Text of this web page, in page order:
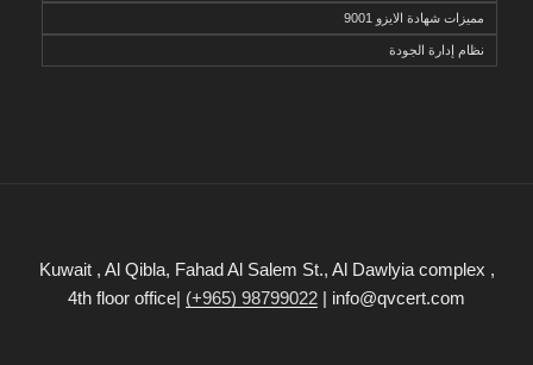
مميزات شهادة الايزو 9001
نظام إدارة الجودة
Kuwait , Al Qibla, Fahad Al Salem St., Al Dawlyia complex ,
4th floor office| (+965) 98799022 | info@qvcert.com